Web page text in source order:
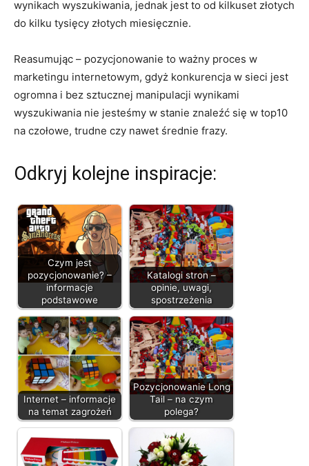
wynikach wyszukiwania, jednak jest to od kilkuset złotych
do kilku tysięcy złotych miesięcznie.
Reasumując – pozycjonowanie to ważny proces w
marketingu internetowym, gdyż konkurencja w sieci jest
ogromna i bez sztucznej manipulacji wynikami
wyszukiwania nie jesteśmy w stanie znaleźć się w top10
na czołowe, trudne czy nawet średnie frazy.
Odkryj kolejne inspiracje:
Czym jest
pozycjonowanie? –
informacje
podstawowe
Katalogi stron –
opinie, uwagi,
spostrzeżenia
Internet – informacje
na temat zagrożeń
Pozycjonowanie Long
Tail – na czym
polega?